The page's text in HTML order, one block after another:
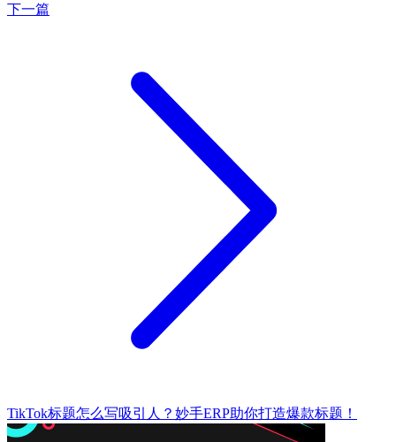
下一篇
TikTok标题怎么写吸引人？妙手ERP助你打造爆款标题！